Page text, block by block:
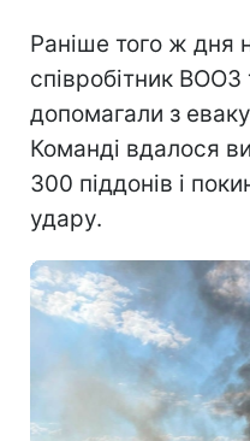
Раніше того ж дня
співробітник ВООЗ
допомагали з
Команді вдалося
300 піддонів і
удару.